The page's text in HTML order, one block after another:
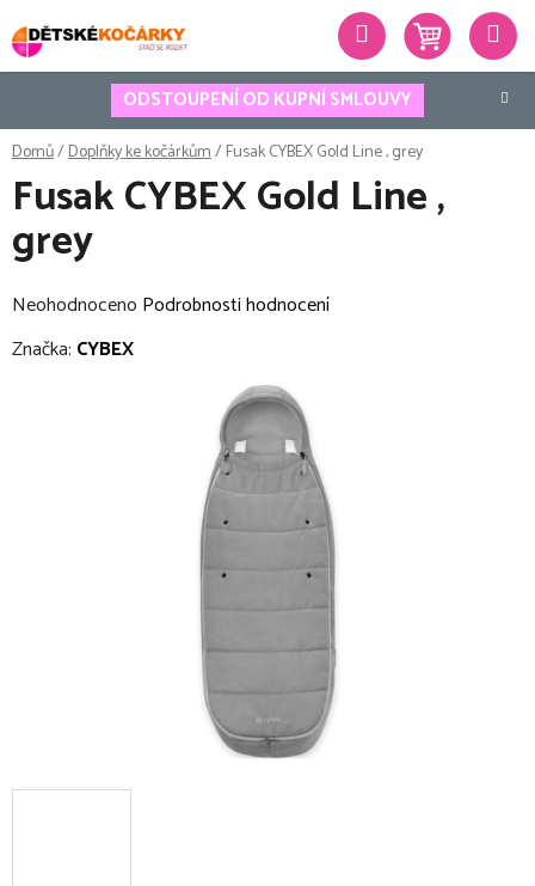
na
obsah
ODSTOUPENÍ OD KUPNÍ SMLOUVY
Hledat
Domů/Doplňky ke kočárkům/Fusak CYBEX Gold Line , grey
Fusak CYBEX Gold Line ,
grey
Průměrné
hodnocení
Neohodnoceno Podrobnosti hodnocení
Značka: CYBEX